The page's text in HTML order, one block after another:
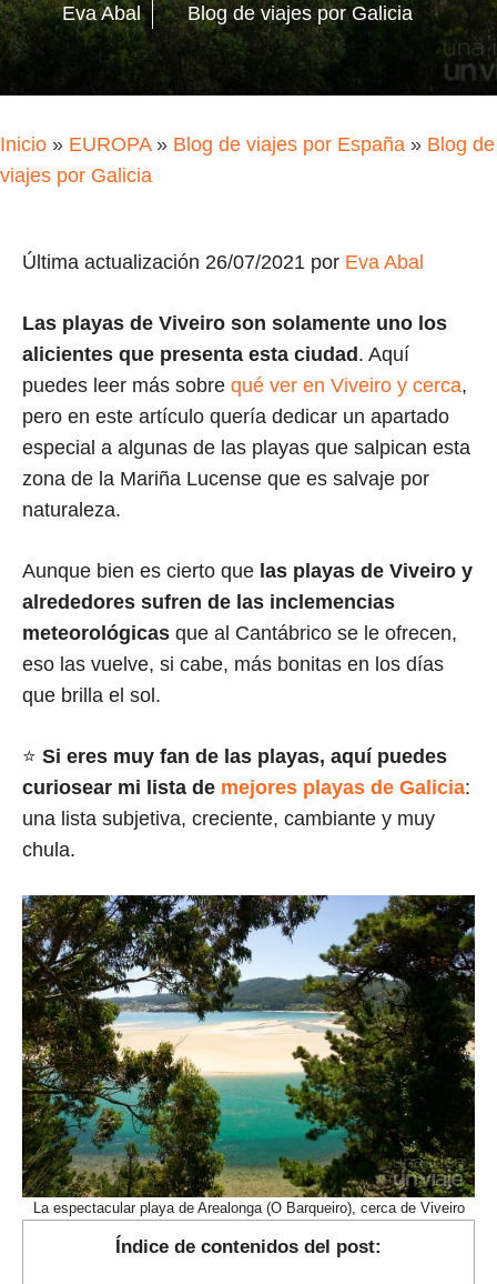
Eva Abal Blog de viajes por Galicia
Inicio » EUROPA» Blog de viajes por España » Blog de
viajes por Galicia
Última actualización 26/07/2021 por Eva Abal
Las playas de Viveiro son solamente uno los
alicientes que presenta esta ciudad . Aquí
puedes leer más sobre qué ver en Viveiro y cerca,
pero en este artículo quería dedicar un apartado
especial a algunas de las playas que salpican esta
zona de la Mariña Lucense que es salvaje por
naturaleza.
Aunque bien es cierto que las playas de Viveiro y
alrededores sufren de las inclemencias
meteorológicas que al Cantábrico se le ofrecen,
eso las vuelve, si cabe, más bonitas en los días
que brilla el sol.
⭐ Si eres muy fan de las playas, aquí puedes
curiosear mi lista de mejores playas de Galicia:
una lista subjetiva, creciente, cambiante y muy
chula.
La espectacular playa de Arealonga (O Barqueiro), cerca de Viveiro
Índice de contenidos del post: